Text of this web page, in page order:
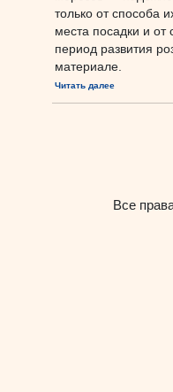
только от способа
места посадки и от
период развития
материале.
Читать далее
Все